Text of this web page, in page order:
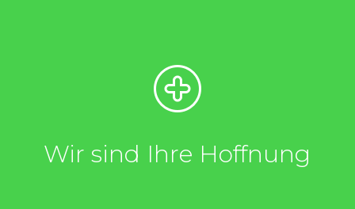
Wir sind Ihre Hoffnung